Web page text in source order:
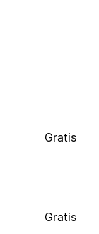
Gratis
Gratis